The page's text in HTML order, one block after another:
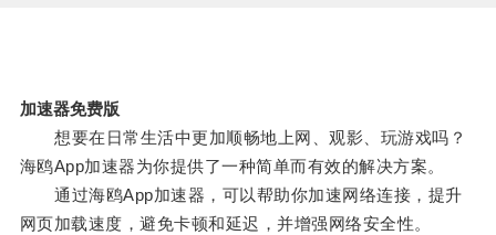
加速器免费版
想要在日常生活中更加顺畅地上网、观影、玩游戏吗？
海鸥App加速器为你提供了一种简单而有效的解决方案。
通过海鸥App加速器，可以帮助你加速网络连接，提升
网页加载速度，避免卡顿和延迟，并增强网络安全性。